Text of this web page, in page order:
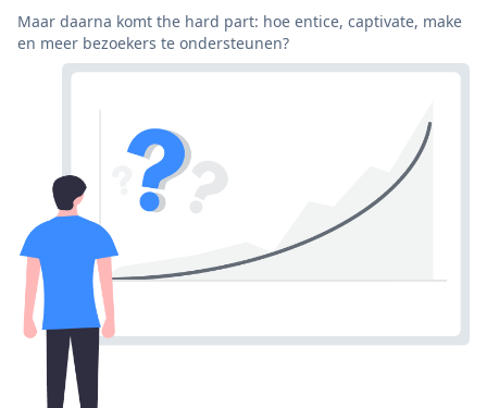
Maar daarna komt the hard part: hoe entice, captivate, make
en meer bezoekers te ondersteunen?